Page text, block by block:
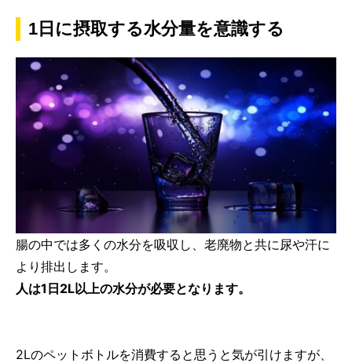
1日に摂取する水分量を意識する
腸の中では多くの水分を吸収し、老廃物と共に尿や汗に
より排出します。
人は1日2L以上の水分が必要となります。
2Lのペットボトルを消費すると思うと気が引けますが、